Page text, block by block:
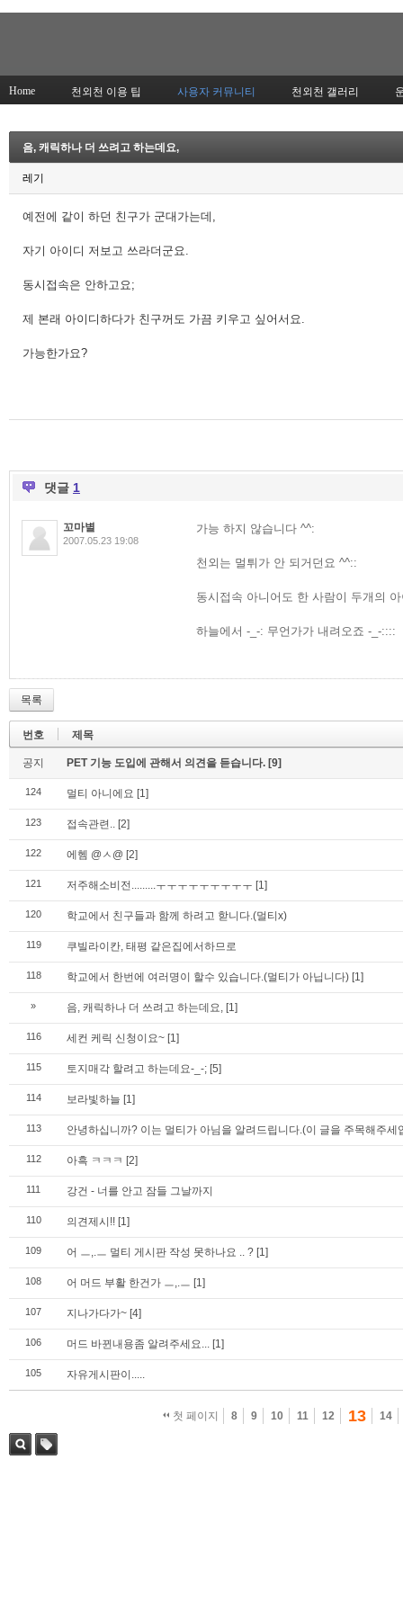
Home 천외천 이용 팁 사용자 커뮤니티 천외천 갤러리
음, 캐릭하나 더 쓰려고 하는데요,
레기
예전에 같이 하던 친구가 군대가는데,
자기 아이디 저보고 쓰라더군요.
동시접속은 안하고요;
제 본래 아이디하다가 친구꺼도 가끔 키우고 싶어서요.
가능한가요?
댓글 1
꼬마별
2007.05.23 19:08
가능 하지 않습니다 ^^:
천외는 멀튀가 안 되거던요 ^^::
동시접속 아니어도 한 사람이 두개의
하늘에서 -_-: 무언가가 내려오죠 -_-::::
목록
번호 제목
공지 PET 기능 도입에 관해서 의견을 듣습니다. [9]
124 멀티 아니에요 [1]
123 접속관련.. [2]
122 에헴 @ㅅ@ [2]
121 저주해소비전.........ㅜㅜㅜㅜㅜㅜㅜㅜㅜ [1]
120 학교에서 친구들과 함께 하려고 핟니다.(멀티x)
119 쿠빌라이칸, 태평 같은집에서하므로
118 학교에서 한번에 여러명이 할수 있습니다.(멀티가 아닙니다) [1]
» 음, 캐릭하나 더 쓰려고 하는데요, [1]
116 세컨 케릭 신청이요~ [1]
115 토지매각 할려고 하는데요-_-; [5]
114 보라빛하늘 [1]
113 안녕하십니까? 이는 멀티가 아님을 알려드립니다.(이 글을 주목해주세
112 아흑 ㅋㅋㅋ [2]
111 강건 - 너를 안고 잠들 그날까지
110 의견제시!! [1]
109 어 ㅡ,.ㅡ 멀티 게시판 작성 못하나요 .. ? [1]
108 어 머드 부활 한건가 ㅡ,.ㅡ [1]
107 지나가다가~ [4]
106 머드 바뀐내용좀 알려주세요... [1]
105 자유게시판이.....
첫 페이지 8 9 10 11 12 13 14